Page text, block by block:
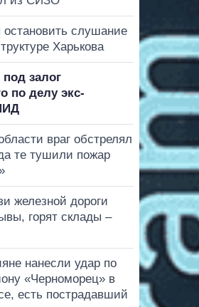
остановить слушание
Харькова
залог
по делу экс-
враг обстрелял
те тушили пожар
железной дороги
горят склады –
нанесли удар по
«Черноморец» в
есть пострадавший